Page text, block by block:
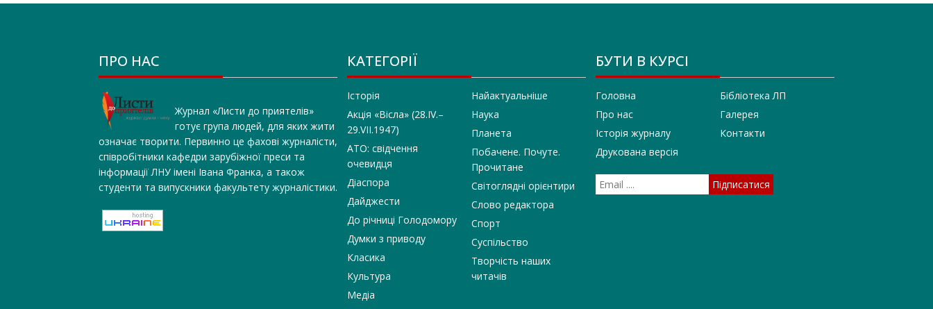
ПРО НАС
Журнал «Листи до приятелів»
готує група людей, для яких жити
означає творити. Первинно це фахові журналісти,
співробітники кафедри зарубіжної преси та
інформації ЛНУ імені Івана Франка, а також
студенти та випускники факультету журналістики.
КАТЕГОРІЇ
Історія
Акція «Вісла» (28.IV.–
29.VII.1947)
АТО: свідчення
очевидця
Діаспора
Дайджести
До річниці Голодомору
Думки з приводу
Класика
Культура
Медіа
Найактуальніше
Наука
Планета
Побачене. Почуте.
Прочитане
Світоглядні орієнтири
Слово редактора
Спорт
Суспільство
Творчість наших
читачів
БУТИ В КУРСІ
Головна
Про нас
Історія журналу
Друкована версія
Бібліотека ЛП
Галерея
Контакти